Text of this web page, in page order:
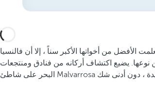
الأفضل من أخواتها الأكبر سناً ، إلا أن فالنسيا